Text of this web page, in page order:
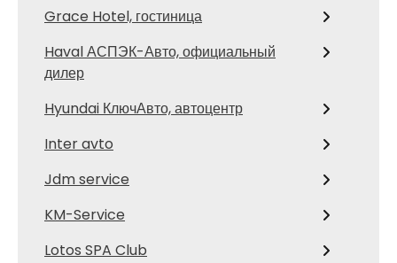
Grace Hotel, гостиница
Haval АСПЭК-Авто, официальный
дилер
Hyundai КлючАвто, автоцентр
Inter avto
Jdm service
KM-Service
Lotos SPA Club